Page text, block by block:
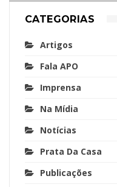
CATEGORIAS
Artigos
Fala APO
Imprensa
Na Mídia
Notícias
Prata Da Casa
Publicações